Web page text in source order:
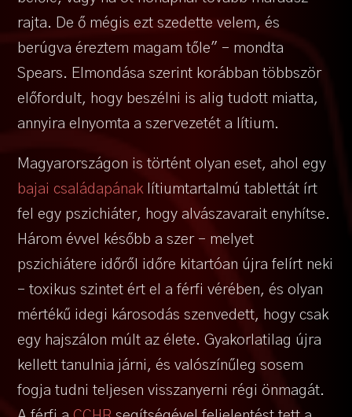
rajta. De ő mégis ezt szedette velem, és
berúgva éreztem magam tőle" – mondta
Spears. Elmondása szerint korábban többször
előfordult, hogy beszélni is alig tudott miatta,
annyira elnyomta a szervezetét a lítium.
Magyarországon is történt olyan eset, ahol egy
bajai családapánaklítiumtartalmú tablettát írt
fel egy pszichiáter, hogy alvászavarait enyhítse.
Három évvel később a szer – melyet
pszichiátere időről időre kitartóan újra felírt neki
– toxikus szintet ért el a férfi vérében, és olyan
mértékű idegi károsodás szenvedett, hogy csak
egy hajszálon múlt az élete. Gyakorlatilag újra
kellett tanulnia járni, és valószínűleg sosem
fogja tudni teljesen visszanyerni régi önmagát.